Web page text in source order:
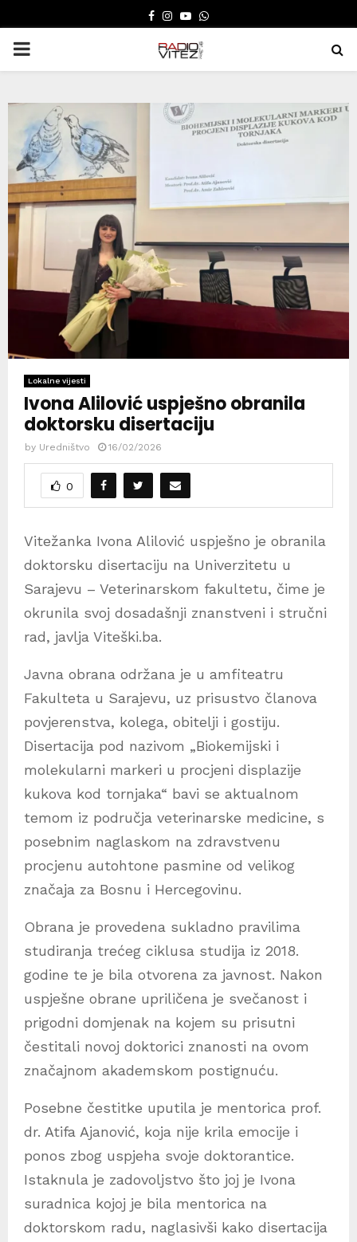
FACEBOOK
INSTAGRAM
YOUTUBE
WHATSAPP
PRIMARY
Lokalne vijesti
Ivona Alilović uspješno obranila
doktorsku disertaciju
by Uredništvo 16/02/2026
0
Vitežanka Ivona Alilović uspješno je obranila
doktorsku disertaciju na Univerzitetu u
Sarajevu – Veterinarskom fakultetu, čime je
okrunila svoj dosadašnji znanstveni i stručni
rad, javlja Viteški.ba.
Javna obrana održana je u amfiteatru
Fakulteta u Sarajevu, uz prisustvo članova
povjerenstva, kolega, obitelji i gostiju.
Disertacija pod nazivom „Biokemijski i
molekularni markeri u procjeni displazije
kukova kod tornjaka“ bavi se aktualnom
temom iz područja veterinarske medicine, s
posebnim naglaskom na zdravstvenu
procjenu autohtone pasmine od velikog
značaja za Bosnu i Hercegovinu.
Obrana je provedena sukladno pravilima
studiranja trećeg ciklusa studija iz 2018.
godine te je bila otvorena za javnost. Nakon
uspješne obrane upriličena je svečanost i
prigodni domjenak na kojem su prisutni
čestitali novoj doktorici znanosti na ovom
značajnom akademskom postignuću.
Posebne čestitke uputila je mentorica prof.
dr. Atifa Ajanović, koja nije krila emocije i
ponos zbog uspjeha svoje doktorantice.
Istaknula je zadovoljstvo što joj je Ivona
suradnica kojoj je bila mentorica na
doktorskom radu, naglasivši kako disertacija